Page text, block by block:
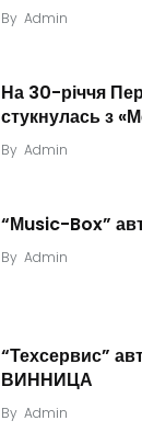
By Admin
На 30-річчя
стукнулась з
By Admin
“Мusic-Box”
By Admin
“Техсервис”
ВИННИЦА
By Admin